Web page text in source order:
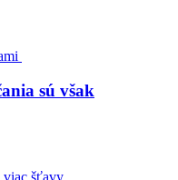
sú však